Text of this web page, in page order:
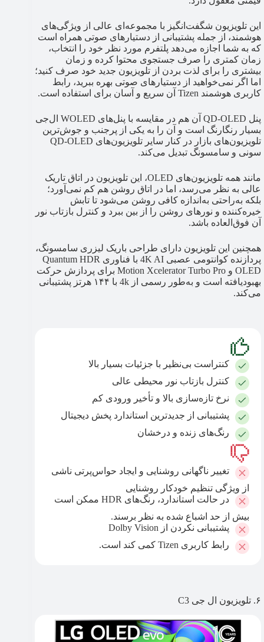
این تلویزیون شگفت‌انگیز با مجموعه‌ای عالی از ویژگی‌های
هوشمند، از جمله پشتیبانی از دستیارهای صوتی همراه است
که به شما اجازه می‌دهد پلتفرم مورد نظر خود را انتخاب،
زمان کمتری را صرف جستجوی محتوا کرده و زمان
بیشتری را برای لذت‌ بردن از تلویزیون جدید خود صرف کنید؛
اما اگر نمی‌خواهید از دستیارهای صوتی بهره ببرید، رابط
کاربری هوشمند Tizen آن سریع و آسان برای استفاده است.
پنل QD-OLED آن هم در مقایسه با پنل‌های WOLED ال‌جی
بسیار رنگارنگ است و آن را به یکی از پرجنب و جوش‌ترین
تلویزیون‌های بازار در کنار سایر تلویزیون‌های QD-OLED
سونی و سامسونگ تبدیل می‌کند.
مانند همه تلویزیون‌های OLED، این تلویزیون در اتاق تاریک
عالی به نظر می‌رسد، اما در اتاق روشن هم کم نمی‌آورد؛
بلکه به‌راحتی به‌اندازه کافی روشن می‌شود تا تابش
خیره‌کننده و نورهای روشن را از بین ببرد و کنترل بازتاب نور
آن فوق‌العاده باشد.
همچنین این تلویزیون دارای طراحی باریک لیزری سامسونگ،
پردازنده کوانتومی عصبی 4K AI با فناوری Quantum HDR
OLED و Motion Xcelerator Turbo Pro برای پردازش حرکت
بهبودیافته است و به‌طور رسمی از 4k با ۱۴۴ هرتز پشتیبانی
می‌کند.
کنتراست بی‌نظیر با جزئیات بسیار بالا
کنترل بازتاب نور محیطی عالی
نرخ تازه‌سازی بالا و تأخیر ورودی کم
پشتیبانی از جدیدترین استاندارد پخش دیجیتال
رنگ‌های زنده و درخشان
تغییر ناگهانی روشنایی و ایجاد حواس‌پرتی ناشی
از ویژگی تنظیم خودکار روشنایی
در حالت استاندارد، رنگ‌های HDR ممکن است
بیش از حد اشباع شده به نظر برسند.
پشتیبانی‌ نکردن از Dolby Vision
رابط کاربری Tizen کمی کند است.
۶. تلویزیون ال جی C3